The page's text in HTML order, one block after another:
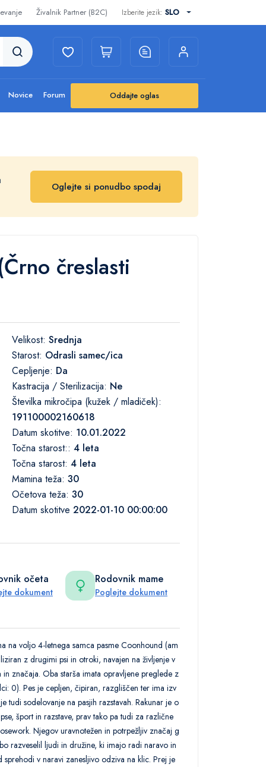
Živalnik Partner (B2C) Izberite jezik: SLO
Novice Forum Oddajte oglas
Oglejte si ponudbo spodaj
čreslasti
Velikost: Srednja
Starost: Odrasli samec/ica
Cepljenje: Da
Kastracija / Sterilizacija: Ne
Številka mikročipa (kužek / mladiček):
191100002160618
Datum skotitve: 10.01.2022
Točna starost:: 4 leta
Točna starost: 4 leta
Mamina teža: 30
Očetova teža: 30
Datum skotitve 2022-01-10 00:00:00
očeta
dokument
Rodovnik mame
Poglejte dokument
na voljo 4-letnega samca pasme Coonhound (am
z drugimi psi in otroki, navajen na življenje v
značaja. Oba starša imata opravljene preglede z
0). Pes je cepljen, čipiran, razgliščen ter ima izv
tudi sodelovanje na pasjih razstavah. Rakunar je o
šport in razstave, prav tako pa tudi za različne
Njegov uravnotežen in potrpežljiv značaj g
razveselil ljudi in družine, ki imajo radi naravo in
v naravi zanesljivo odziva na klic. Prej je